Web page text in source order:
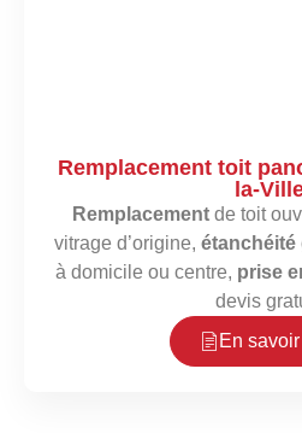
Remplacement toit
la-
Remplacement de toit
vitrage d’origine, étanchéité
à domicile ou centre, prise
devis
En